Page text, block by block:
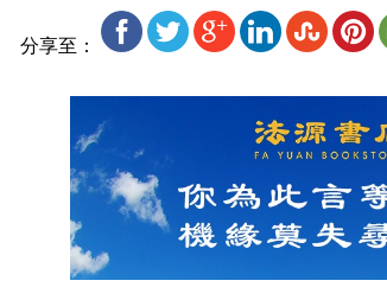
分享至：